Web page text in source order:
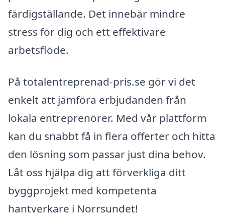
färdigställande. Det innebär mindre
stress för dig och ett effektivare
arbetsflöde.
På totalentreprenad-pris.se gör vi det
enkelt att jämföra erbjudanden från
lokala entreprenörer. Med vår plattform
kan du snabbt få in flera offerter och hitta
den lösning som passar just dina behov.
Låt oss hjälpa dig att förverkliga ditt
byggprojekt med kompetenta
hantverkare i Norrsundet!